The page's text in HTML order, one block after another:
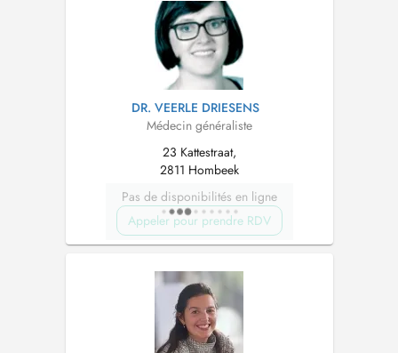
problemen te consulteren om...
DR. VEERLE DRIESENS
Médecin généraliste
23 Kattestraat,
2811 Hombeek
Pas de disponibilités en ligne
Appeler pour prendre RDV